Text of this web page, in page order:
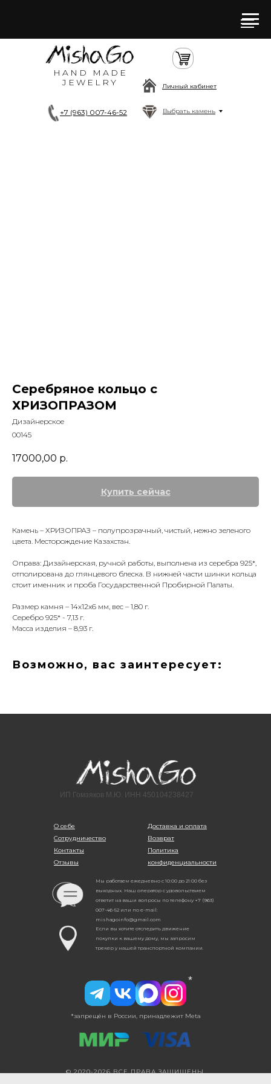
HAND MADE
JEWELRY
+7 (963) 007-46-52 Выбрать камень
Личный кабинет
Серебряное кольцо с
ХРИЗОПРАЗОМ
Дизайнерское
00145
17000,00 р.
Купить сейчас
Камень – ХРИЗОПРАЗ – полупрозрачный, чистый, нежно зеленого
цвета. Месторождение Казахстан.
Оправа: Дизайнерская, ручной работы, выполнена из серебра 925*,
отполирована до глянцевого блеска. В нижней части шинки кольца
стоит именник и проба Государственной Пробирной Палаты.
Размер камня – 14х12х6 мм, вес – 1,80 г.
Серебро 925* - 7,13 г.
Масса изделия – 8,93 г.
Возможно, вас заинтересует:
О себе
Сотрудничество
Контакты
Отзывы
ИП Гомзяков М.Ю. ИНН 450104238427
Доставка и оплата
Возврат
Политика
конфиденциальности
Мы работаем ежедневно с 10:00 до 21:00 без
выходных. Наш оператор с удовольствием
ответит на ваши вопросы по телефону +7 (963)
007-46-52 или по e-mail:
mishagoinfo@gmail.com
Если вы хотите отследить движение
покупки к вашему дому, мы запросим
трекер у нашей транспортной компании.
*
*запрещён в России, принадлежит Meta
© 2020-2026 ВСЕ ПРАВА ЗАЩИЩЕНЫ.